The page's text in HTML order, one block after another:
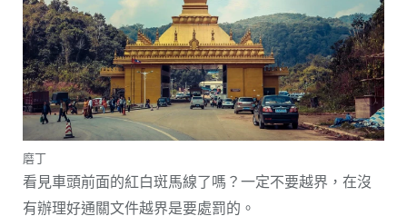
磨丁
看見車頭前面的紅白斑馬線了嗎？一定不要越界，在沒
有辦理好通關文件越界是要處罰的。